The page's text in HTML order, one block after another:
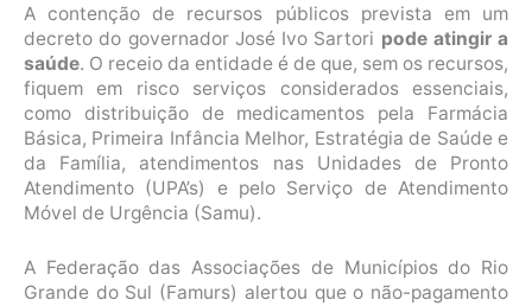
A contenção de recursos públicos prevista em um
decreto do governador José Ivo Sartori pode atingir a
saúde. O receio da entidade é de que, sem os recursos,
fiquem em risco serviços considerados essenciais,
como distribuição de medicamentos pela Farmácia
Básica, Primeira Infância Melhor, Estratégia de Saúde e
da Família, atendimentos nas Unidades de Pronto
Atendimento (UPA’s) e pelo Serviço de Atendimento
Móvel de Urgência (Samu).
A Federação das Associações de Municípios do Rio
Grande do Sul (Famurs) alertou que o não-pagamento